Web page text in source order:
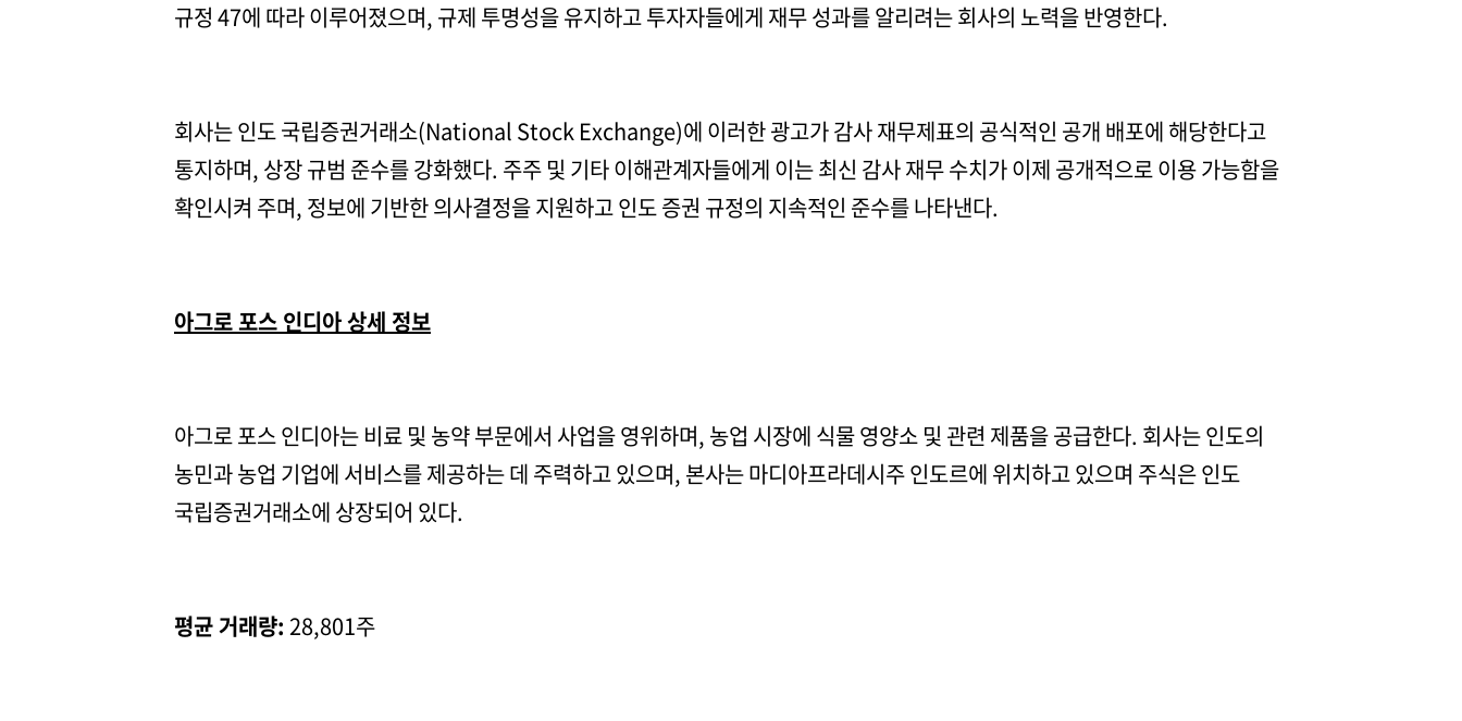
규정 47에 따라 이루어졌으며, 규제 투명성을 유지하고 투자자들에게 재무 성과를 알리려는 회사의 노력을 반영한다.
회사는 인도 국립증권거래소(National Stock Exchange)에 이러한 광고가 감사 재무제표의 공식적인 공개 배포에 해당한다고
통지하며, 상장 규범 준수를 강화했다. 주주 및 기타 이해관계자들에게 이는 최신 감사 재무 수치가 이제 공개적으로 이용 가능함을
확인시켜 주며, 정보에 기반한 의사결정을 지원하고 인도 증권 규정의 지속적인 준수를 나타낸다.
아그로 포스 인디아 상세 정보
아그로 포스 인디아는 비료 및 농약 부문에서 사업을 영위하며, 농업 시장에 식물 영양소 및 관련 제품을 공급한다. 회사는 인도의
농민과 농업 기업에 서비스를 제공하는 데 주력하고 있으며, 본사는 마디아프라데시주 인도르에 위치하고 있으며 주식은 인도
국립증권거래소에 상장되어 있다.
평균 거래량: 28,801주